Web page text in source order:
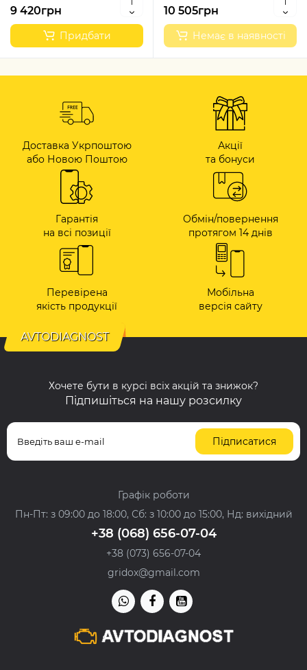
9 420грн
Придбати
10 505грн
Немає в наявності
Доставка Укрпоштою
або Новою Поштою
Акції
та бонуси
Гарантія
на всі позиції
Обмін/повернення
протягом 14 днів
Перевірена
якість продукції
Мобільна
версія сайту
AVTODIAGNOST
Хочете бути в курсі всіх акцій та знижок?
Підпишіться на нашу розсилку
Підписатися
Графік роботи
Пн-Пт: з 09:00 до 18:00, Сб: з 10:00 до 15:00, Нд: вихідний
+38 (068) 656-07-04
+38 (073) 656-07-04
gridox@gmail.com